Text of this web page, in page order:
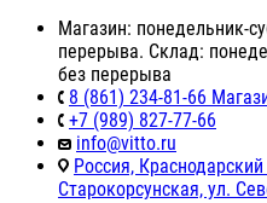
Магазин: понедельник-
перерыва. Склад:
без перерыва
8 (861) 234-81-66
+7 (989) 827-77-66
info@vitto.ru
Россия,
Старокорсунская, ул.